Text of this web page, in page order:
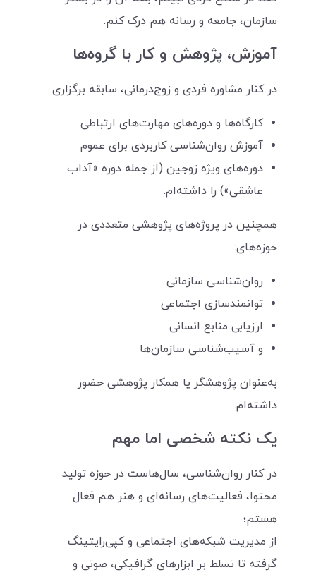
سازمان، جامعه و رسانه هم درک کنم.
آموزش، پژوهش و کار با گروه‌ها
در کنار مشاوره فردی و زوج‌درمانی، سابقه برگزاری:
کارگاه‌ها و دوره‌های مهارت‌های ارتباطی
آموزش روان‌شناسی کاربردی برای عموم
دوره‌های ویژه زوجین (از جمله دوره «آداب
عاشقی») را داشته‌ام.
همچنین در پروژه‌های پژوهشی متعددی در
حوزه‌های:
روان‌شناسی سازمانی
توانمندسازی اجتماعی
ارزیابی منابع انسانی
و آسیب‌شناسی سازمان‌ها
به‌عنوان پژوهشگر یا همکار پژوهشی حضور
داشته‌ام.
یک نکته شخصی اما مهم
در کنار روان‌شناسی، سال‌هاست در حوزه تولید
محتوا، فعالیت‌های رسانه‌ای و هنر هم فعال
هستم؛
از مدیریت شبکه‌های اجتماعی و کپی‌رایتینگ
گرفته تا تسلط بر ابزارهای گرافیکی، صوتی و